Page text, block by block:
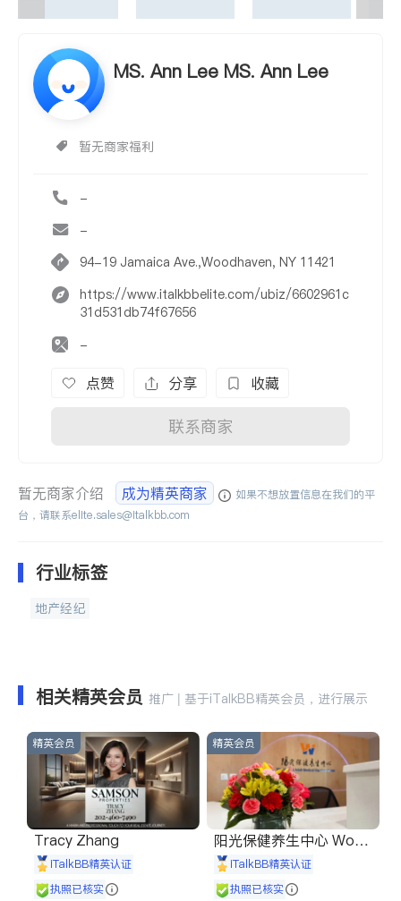
MS. Ann Lee MS. Ann Lee
暂无商家福利
-
-
94-19 Jamaica Ave.,Woodhaven, NY 11421
https://www.italkbbelite.com/ubiz/6602961c
31d531db74f67656
-
点赞 分享 收藏
联系商家
暂无商家介绍 成为精英商家
如果不想放置信息在我们的平
台，请联系elite.sales@italkbb.com
行业标签
地产经纪
相关精英会员 推广 | 基于iTalkBB精英会员，进行展示
精英会员
Tracy Zhang
iTalkBB精英认证
执照已核实
精英会员
阳光保健养生中心 World
shine
iTalkBB精英认证
执照已核实